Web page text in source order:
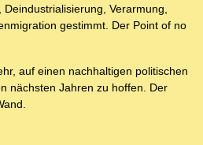
Verarmung,
gestimmt. Der Point of no
auf einen nachhaltigen politischen
nächsten Jahren zu hoffen. Der